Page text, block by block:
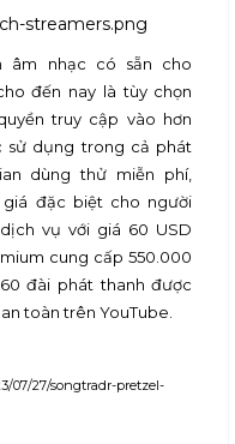
âm nhạc có sẵn cho
đến nay là tùy chọn
truy cập vào hơn
sử dụng trong cả phát
dùng thử miễn phí,
đặc biệt cho người
vụ với giá 60 USD
cung cấp 550.000
đài phát thanh được
toàn trên YouTube.
07/27/songtradr-pretzel-